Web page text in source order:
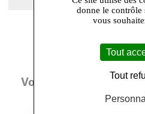
Leaflet |©
Vous aimerez aussi
donne le contrôle
vous
Tout
Tout